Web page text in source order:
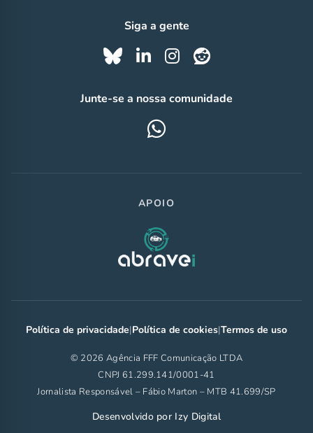
Siga a gente
Junte-se a nossa comunidade
APOIO
Política de privacidade|Política de cookies|Termos de uso
© 2026 Agência FFF Comunicação LTDA
CNPJ 61.299.141/0001-41
Jornalista Responsável – Fábio Marton – MTB 41.699/SP
Desenvolvido por Izy Digital